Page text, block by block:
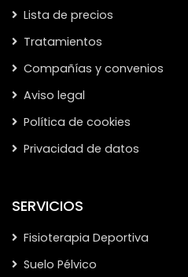
Lista de precios
Tratamientos
Compañías y convenios
Aviso legal
Política de cookies
Privacidad de datos
SERVICIOS
Fisioterapia Deportiva
Suelo Pélvico